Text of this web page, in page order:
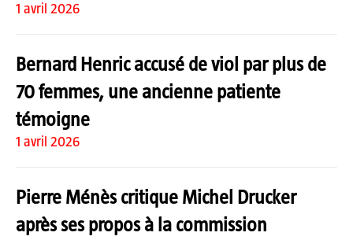
1 avril 2026
Bernard Henric accusé de viol par plus de
70 femmes, une ancienne patiente
témoigne
1 avril 2026
Pierre Ménès critique Michel Drucker
après ses propos à la commission